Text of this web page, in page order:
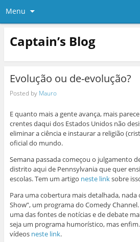
Menu
Captain’s Blog
Evolução ou de-evolução?
Posted by Mauro
E quanto mais a gente avança, mais
crentes daqui dos Estados Unidos não
eliminar a ciência e instaurar a religião
oficial do mundo.
Semana passada começou o julgamento
distrito aqui de Pennsylvania que quer
escolas. Tem um artigo neste linksobre
Para uma cobertura mais detalhada, nada
Show”, um programa do Comedy
uma das fontes de notícias e de debate
seja um programa humorístico, mas
vídeos neste link.